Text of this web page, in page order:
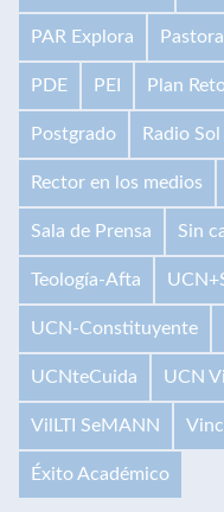
PAR Explora
PDE PEI Plan
Postgrado Radio Sol
Rector en los medios
Sala de Prensa Sin
Teología-Afta
UCN-Constituyente
UCNteCuida UCN
VilLTI SeMANN
Éxito Académico